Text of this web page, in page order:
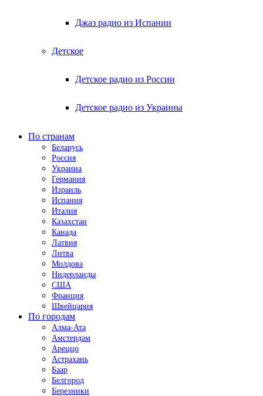
Джаз радио из Испании
Детское
Детское радио из России
Детское радио из Украины
По странам
Беларусь
Россия
Украина
Германия
Израиль
Испания
Италия
Казахстан
Канада
Латвия
Литва
Молдова
Нидерланды
США
Франция
Швейцария
По городам
Алма-Ата
Амстердам
Ареццо
Астрахань
Баар
Белгород
Березники